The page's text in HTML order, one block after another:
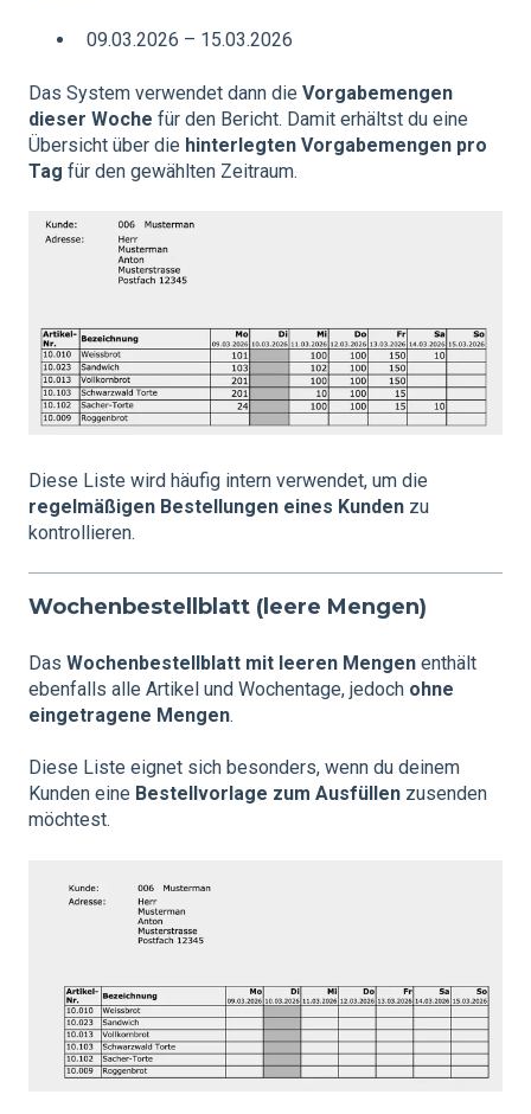
09.03.2026 – 15.03.2026
Das System verwendet dann die Vorgabemengen
dieser Woche für den Bericht. Damit erhältst du eine
Übersicht über die hinterlegten Vorgabemengen pro
Tag für den gewählten Zeitraum.
Diese Liste wird häufig intern verwendet, um die
regelmäßigen Bestellungen eines Kunden zu
kontrollieren.
Wochenbestellblatt (leere Mengen)
Das Wochenbestellblatt mit leeren Mengen enthält
ebenfalls alle Artikel und Wochentage, jedoch ohne
eingetragene Mengen.
Diese Liste eignet sich besonders, wenn du deinem
Kunden eine Bestellvorlage zum Ausfüllen zusenden
möchtest.